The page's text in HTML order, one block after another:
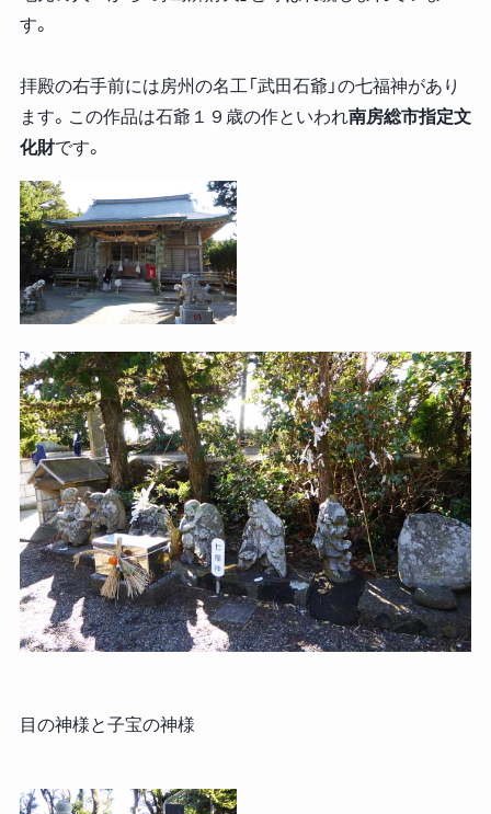
す。
拝殿の右手前には房州の名工「武田石爺」の七福神があり
ます。この作品は石爺１９歳の作といわれ南房総市指定文
化財です。
目の神様と子宝の神様